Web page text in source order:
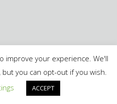
improve your experience. We'll
you can opt-out if you wish.
ACCEPT